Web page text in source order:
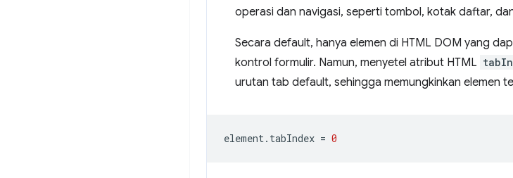
operasi dan navigasi, seperti tombol, kotak daftar,
Secara default, hanya elemen di HTML DOM yang
kontrol formulir. Namun, menyetel atribut HTML
urutan tab default, sehingga memungkinkan elemen
element. tabIndex = 0